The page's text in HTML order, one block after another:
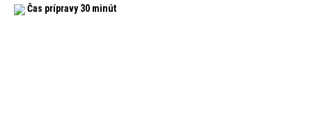
Čas prípravy 30 minút